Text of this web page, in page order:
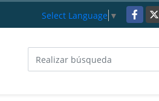
Select Language ▼ Facebook
X